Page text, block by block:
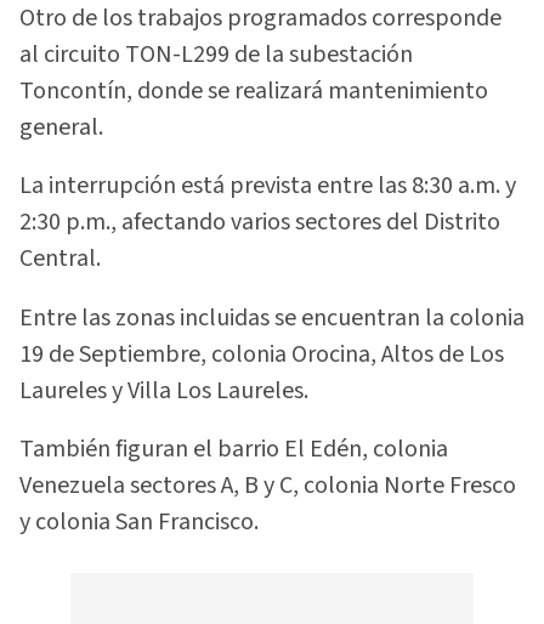
Otro de los trabajos programados corresponde
al circuito TON-L299 de la subestación
Toncontín, donde se realizará mantenimiento
general.
La interrupción está prevista entre las 8:30 a.m. y
2:30 p.m., afectando varios sectores del Distrito
Central.
Entre las zonas incluidas se encuentran la colonia
19 de Septiembre, colonia Orocina, Altos de Los
Laureles y Villa Los Laureles.
También figuran el barrio El Edén, colonia
Venezuela sectores A, B y C, colonia Norte Fresco
y colonia San Francisco.